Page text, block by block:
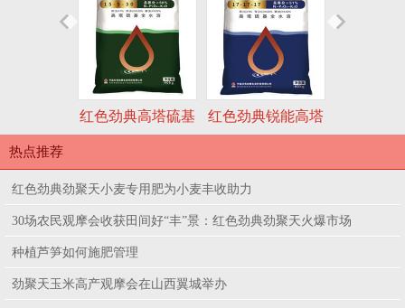
红色劲典高塔硫基
50%（15-5-30）
红色劲典锐能高塔
料51%（17-17-
17）
热点推荐
红色劲典劲聚天小麦专用肥为小麦丰收助力
30场农民观摩会收获田间好“丰”景：红色劲典劲聚天火爆市场
种植芦笋如何施肥管理
劲聚天玉米高产观摩会在山西翼城举办